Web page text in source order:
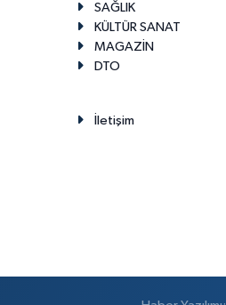
SAĞLIK
KÜLTÜR SANAT
MAGAZİN
DTO
İletişim